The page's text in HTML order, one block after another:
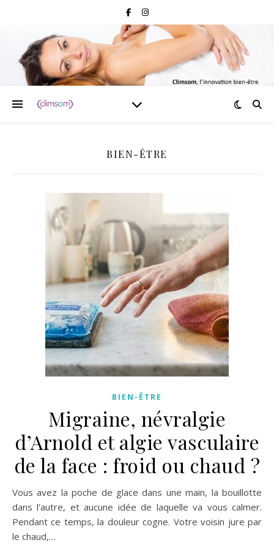
BIEN-ÊTRE
BIEN-ÊTRE
Migraine, névralgie
d’Arnold et algie vasculaire
de la face : froid ou chaud ?
Vous avez la poche de glace dans une main, la bouillotte
dans l’autre, et aucune idée de laquelle va vous calmer.
Pendant ce temps, la douleur cogne. Votre voisin jure par
le chaud,…